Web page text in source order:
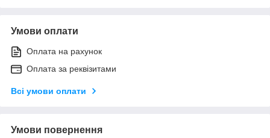
Умови оплати
Оплата на рахунок
Оплата за реквізитами
Всі умови оплати
Умови повернення